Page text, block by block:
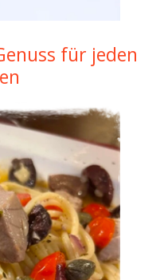
für jeden